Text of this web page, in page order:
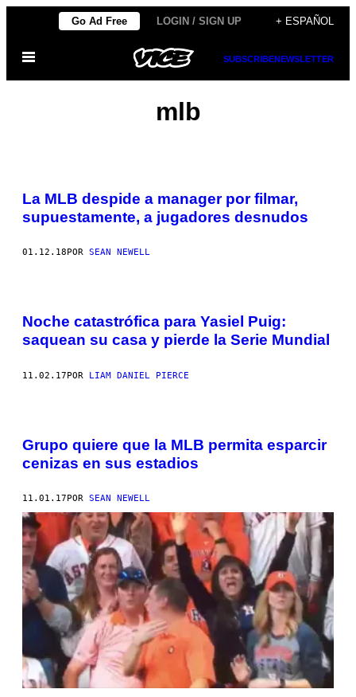
contenido
Go Ad Free LOGIN / SIGN UP + ESPAÑOL
Abrir
SUBSCRIBENEWSLETTER
mlb
La MLB despide a manager por filmar,
supuestamente, a jugadores desnudos
01.12.18 POR SEAN NEWELL
Noche catastrófica para Yasiel Puig:
saquean su casa y pierde la Serie Mundial
11.02.17POR LIAM DANIEL PIERCE
Grupo quiere que la MLB permita esparcir
cenizas en sus estadios
11.01.17 POR SEAN NEWELL